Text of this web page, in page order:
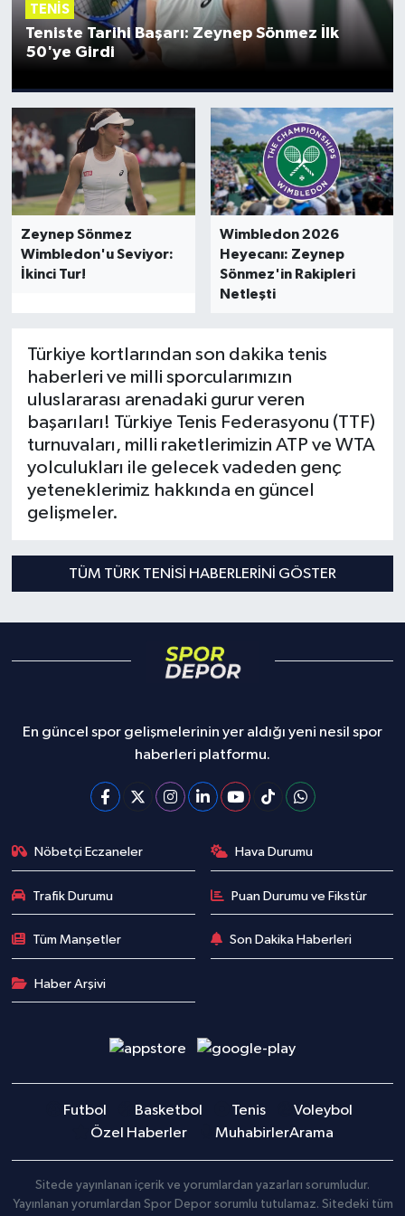
TENIS
Teniste Tarihi Başarı: Zeynep Sönmez İlk
50'ye Girdi
Zeynep Sönmez
Wimbledon'u Seviyor:
İkinci Tur!
Wimbledon 2026
Heyecanı: Zeynep
Sönmez'in Rakipleri
Netleşti
Türkiye kortlarından son dakika tenis
haberleri ve milli sporcularımızın
uluslararası arenadaki gurur veren
başarıları! Türkiye Tenis Federasyonu (TTF)
turnuvaları, milli raketlerimizin ATP ve WTA
yolculukları ile gelecek vadeden genç
yeteneklerimiz hakkında en güncel
gelişmeler.
TÜM TÜRK TENISI HABERLERINI GÖSTER
En güncel spor gelişmelerinin yer aldığı yeni nesil spor
haberleri platformu.
Nöbetçi Eczaneler Hava Durumu
Trafik Durumu Puan Durumu ve Fikstür
Tüm Manşetler Son Dakika Haberleri
Haber Arşivi
Futbol Basketbol Tenis
Voleybol
Özel Haberler
MuhabirlerArama
Sitede yayınlanan içerik ve yorumlardan yazarları sorumludur.
Yayınlanan yorumlardan Spor Depor sorumlu tutulamaz. Sitedeki tüm
İngiltere Premier Lig
La Liga
Serie A
İngiltere Premier Lig
Almanya Bundesliga
Serie A
Fransa Ligue 1
Eredevise
TFF 1.Lig
Diğer Futbol Ligleri
Türkiye Basketbol Ligi
Kadınlar Basketbol Ligi
At Yarışı
Güreş
Motor Sporları
Su Sporları
Diğer Spor Dalları